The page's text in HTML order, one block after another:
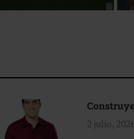
2 julio,